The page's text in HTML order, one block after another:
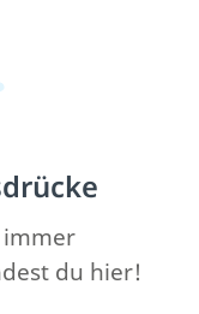
immer
du hier!